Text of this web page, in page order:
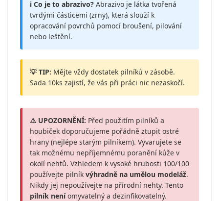
ℹ️ Co je to abrazivo? Abrazivo je látka tvořená
tvrdými částicemi (zrny), která slouží k
opracování povrchů pomocí broušení, pilování
nebo leštění.
💡 TIP: Mějte vždy dostatek pilníků v zásobě.
Sada 10ks zajistí, že vás při práci nic nezaskočí.
⚠️ UPOZORNĚNÍ: Před použitím pilníků a
houbiček doporučujeme pořádně ztupit ostré
hrany (nejlépe starým pilníkem). Vyvarujete se
tak možnému nepříjemnému poranění kůže v
okolí nehtů. Vzhledem k vysoké hrubosti 100/100
používejte pilník výhradně na umělou modeláž.
Nikdy jej nepoužívejte na přírodní nehty. Tento
pilník neníomyvatelný a dezinfikovatelný.